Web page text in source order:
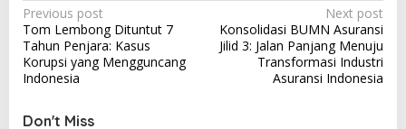
P
o
s
t
n
Previous post
Tom Lembong Dituntut 7
Tahun Penjara: Kasus
Korupsi yang Mengguncang
Indonesia
Next post
Konsolidasi BUMN Asuransi
Jilid 3: Jalan Panjang Menuju
Transformasi Industri
Asuransi Indonesia
Don't Miss